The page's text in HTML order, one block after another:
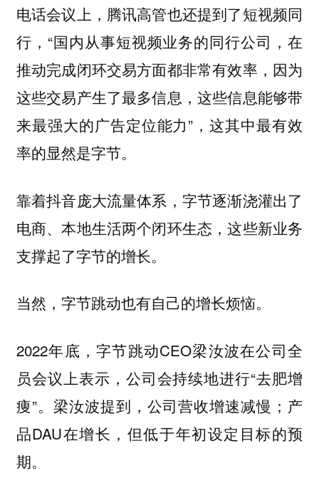
电话会议上，腾讯高管也还提到了短视频同
行，“国内从事短视频业务的同行公司，在
推动完成闭环交易方面都非常有效率，因为
这些交易产生了最多信息，这些信息能够带
来最强大的广告定位能力”，这其中最有效
率的显然是字节。
靠着抖音庞大流量体系，字节逐渐浇灌出了
电商、本地生活两个闭环生态，这些新业务
支撑起了字节的增长。
当然，字节跳动也有自己的增长烦恼。
2022年底，字节跳动CEO梁汝波在公司全
员会议上表示，公司会持续地进行“去肥增
痩”。梁汝波提到，公司营收增速减慢；产
品DAU在增长，但低于年初设定目标的预
期。